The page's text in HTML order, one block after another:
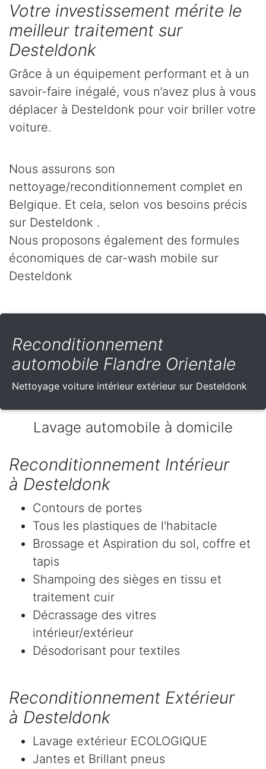
Votre investissement mérite le
meilleur traitement sur
Desteldonk
Grâce à un équipement performant et à un
savoir-faire inégalé, vous n’avez plus à vous
déplacer à Desteldonk pour voir briller votre
voiture.
Nous assurons son
nettoyage/reconditionnement complet en
Belgique. Et cela, selon vos besoins précis
sur Desteldonk .
Nous proposons également des formules
économiques de car-wash mobile sur
Desteldonk
Reconditionnement
automobile Flandre Orientale
Nettoyage voiture intérieur extérieur sur Desteldonk
Lavage automobile à domicile
Reconditionnement Intérieur
à Desteldonk
Contours de portes
Tous les plastiques de l'habitacle
Brossage et Aspiration du sol, coffre et
tapis
Shampoing des sièges en tissu et
traitement cuir
Décrassage des vitres
intérieur/extérieur
Désodorisant pour textiles
Reconditionnement Extérieur
à Desteldonk
Lavage extérieur ECOLOGIQUE
Jantes et Brillant pneus